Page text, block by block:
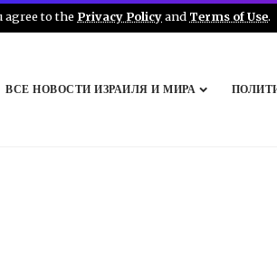
agree to the Privacy Policyand Terms of Use.
ВСЕ НОВОСТИ ИЗРАИЛЯ И МИРА